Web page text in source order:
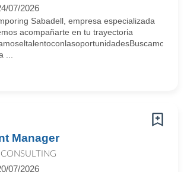
07/2026
Sabadell, empresa especializada
acompañarte en tu trayectoria
...
Manager
07/2026